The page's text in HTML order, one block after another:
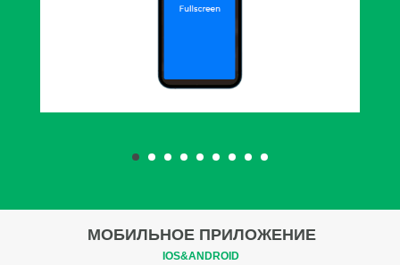
МОБИЛЬНОЕ ПРИЛОЖЕНИЕ
IOS&ANDROID